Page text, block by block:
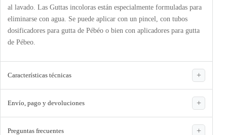
al lavado. Las Guttas incoloras están especialmente formuladas para
eliminarse con agua. Se puede aplicar con un pincel, con tubos
dosificadores para gutta de Pébéo o bien con aplicadores para gutta
de Pébeo.
Características técnicas
Envío, pago y devoluciones
Preguntas frecuentes